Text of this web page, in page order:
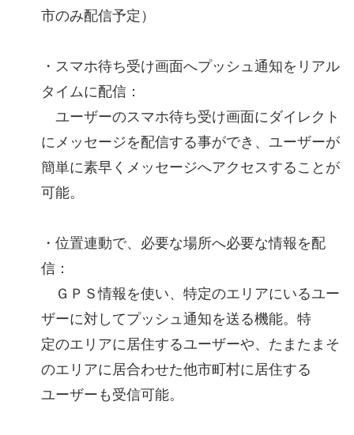
市のみ配信予定）
・スマホ待ち受け画面へプッシュ通知をリアル
タイムに配信：
ユーザーのスマホ待ち受け画面にダイレクト
にメッセージを配信する事ができ、ユーザーが
簡単に素早くメッセージへアクセスすることが
可能。
・位置連動で、必要な場所へ必要な情報を配
信：
ＧＰＳ情報を使い、特定のエリアにいるユー
ザーに対してプッシュ通知を送る機能。特
定のエリアに居住するユーザーや、たまたまそ
のエリアに居合わせた他市町村に居住する
ユーザーも受信可能。